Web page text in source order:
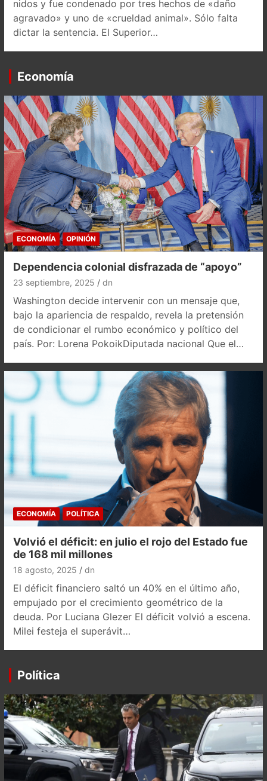
nidos y fue condenado por tres hechos de «daño
agravado» y uno de «crueldad animal». Sólo falta
dictar la sentencia. El Superior…
Economía
ECONOMÍA OPINIÓN
Dependencia colonial disfrazada de “apoyo”
23 septiembre, 2025 dn
Washington decide intervenir con un mensaje que,
bajo la apariencia de respaldo, revela la pretensión
de condicionar el rumbo económico y político del
país. Por: Lorena PokoikDiputada nacional Que el…
ECONOMÍA POLÍTICA
Volvió el déficit: en julio el rojo del Estado fue
de 168 mil millones
18 agosto, 2025 dn
El déficit financiero saltó un 40% en el último año,
empujado por el crecimiento geométrico de la
deuda. Por Luciana Glezer El déficit volvió a escena.
Milei festeja el superávit…
Política